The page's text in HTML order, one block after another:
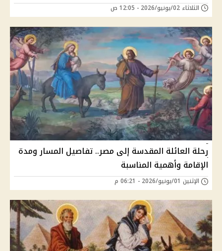
الثلاثاء 02/يونيو/2026 - 12:05 ص
رحلة العائلة المقدسة إلى مصر.. تفاصيل المسار ومدة
الإقامة وأهمية المناسبة
الإثنين 01/يونيو/2026 - 06:21 م